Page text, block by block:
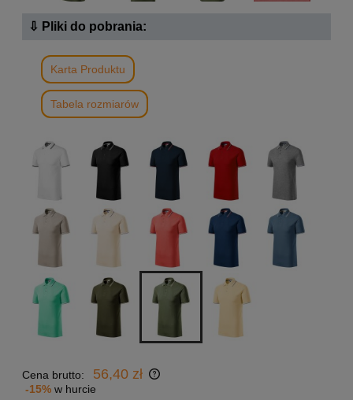
⇩ Pliki do pobrania:
Karta Produktu
Tabela rozmiarów
Cena brutto: 56,40 zł
-15% w hurcie